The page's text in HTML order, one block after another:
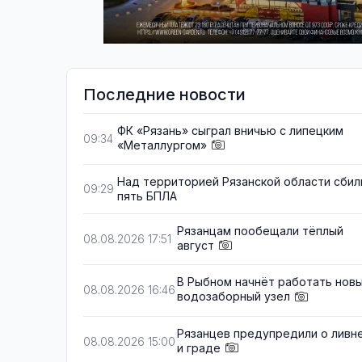
Последние новости
09:34
ФК «Рязань» сыграл вничью с липецким
«Металлургом»
09:29
Над территорией Рязанской области
пять БПЛА
08.08.2026 17:51
Рязанцам пообещали тёплый
август
08.08.2026 16:46
В Рыбном начнёт работать
водозаборный узел
08.08.2026 15:00
Рязанцев предупредили о
и граде